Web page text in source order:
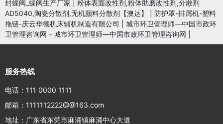
封蝶阀_蝶阀生产厂家
粉体表面改性剂,粉体助磨改性剂,分散剂
AD5040,陶瓷分散剂,无机颜料分散剂【澳达】
防护罩-排屑机-塑料
拖链-庆云华德机床辅机制造有限公司
城市环卫管理师—中国市政环
卫管理咨询网－城市环卫管理师—中国市政环卫管理咨询网
服务热线
电话：111 0000 1111
邮箱：1111112222@@163.com
地址：广东省东莞市麻涌镇麻涌中心大道